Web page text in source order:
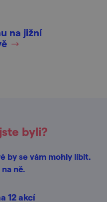
na jižní
byli?
by se vám mohly líbit.
ně.
12akcí